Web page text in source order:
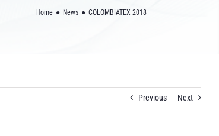
Home News COLOMBIATEX 2018
Previous Next